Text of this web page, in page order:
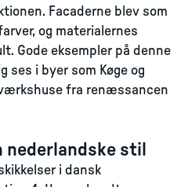
Facaderne blev som
og materialernes
Gode eksempler på denne
ses i byer som Køge og
fra renæssancen
nederlandske stil
i dansk